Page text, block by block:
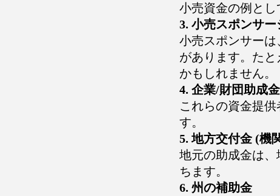
小売資金の例とし
3. 小売スポンサー
小売スポンサー
があります。た
かもしれません。
4. 企業/財団助成金
これらの資金提
す。
5. 地方交付金 (機
地元の助成金は
ちます。
6. 州の補助金